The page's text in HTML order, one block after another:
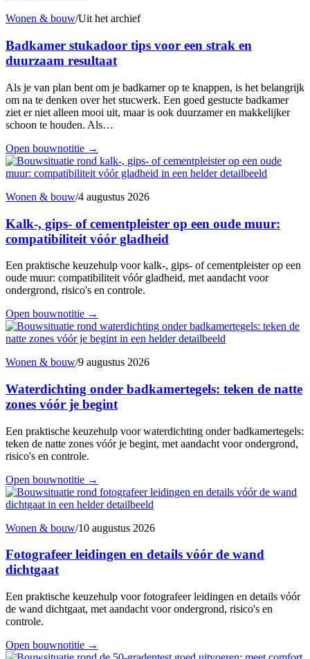
Wonen & bouw/Uit het archief
Badkamer stukadoor tips voor een strak en
duurzaam resultaat
Als je van plan bent om je badkamer op te knappen, is het belangrijk
om na te denken over het stucwerk. Een goed gestucte badkamer
ziet er niet alleen mooi uit, maar is ook duurzamer en makkelijker
schoon te houden. Als…
Open bouwnotitie →
Wonen & bouw/4 augustus 2026
Kalk-, gips- of cementpleister op een oude muur:
compatibiliteit vóór gladheid
Een praktische keuzehulp voor kalk-, gips- of cementpleister op een
oude muur: compatibiliteit vóór gladheid, met aandacht voor
ondergrond, risico's en controle.
Open bouwnotitie →
Wonen & bouw/9 augustus 2026
Waterdichting onder badkamertegels: teken de natte
zones vóór je begint
Een praktische keuzehulp voor waterdichting onder badkamertegels:
teken de natte zones vóór je begint, met aandacht voor ondergrond,
risico's en controle.
Open bouwnotitie →
Wonen & bouw/10 augustus 2026
Fotografeer leidingen en details vóór de wand
dichtgaat
Een praktische keuzehulp voor fotografeer leidingen en details vóór
de wand dichtgaat, met aandacht voor ondergrond, risico's en
controle.
Open bouwnotitie →